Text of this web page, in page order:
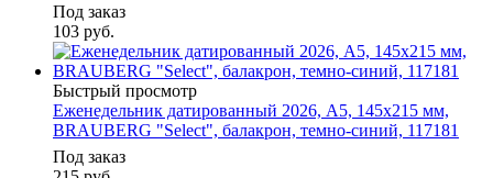
Под заказ
103 руб.
Быстрый просмотр
Еженедельник датированный 2026, А5, 145х215 мм,
BRAUBERG "Select", балакрон, темно-синий, 117181
Под заказ